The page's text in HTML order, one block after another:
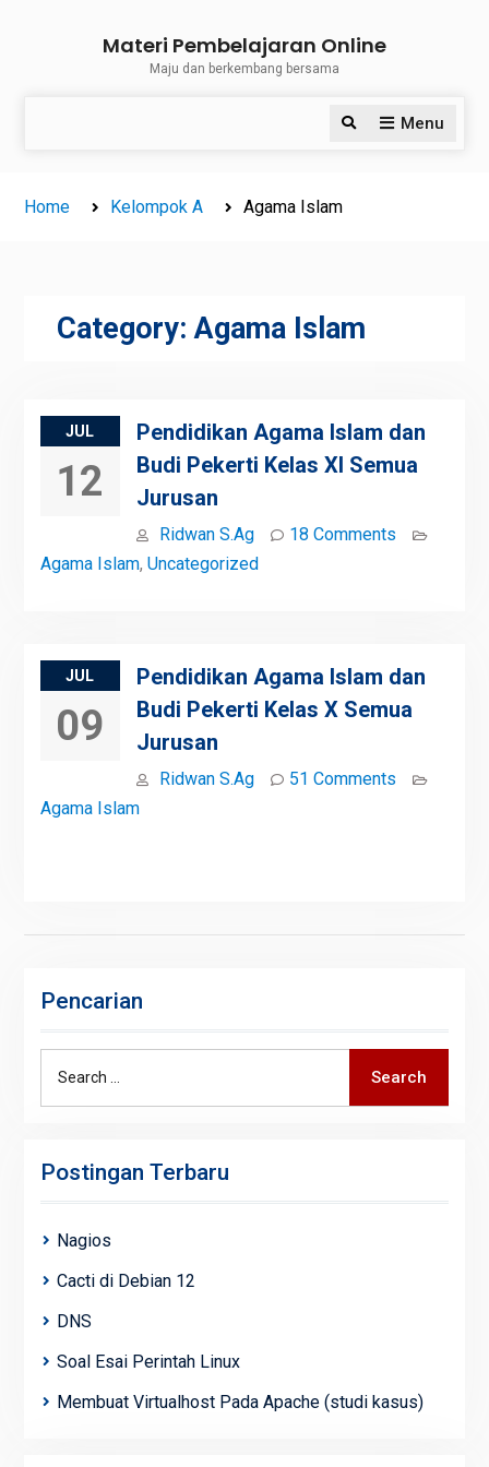
Materi Pembelajaran Online
Maju dan berkembang bersama
Menu
Search
Home Kelompok A Agama Islam
Category:Agama Islam
JUL
12
Pendidikan Agama Islam dan
Budi Pekerti Kelas XI Semua
Jurusan
Ridwan S.Ag
18 Comments
Agama Islam, Uncategorized
JUL
09
Pendidikan Agama Islam dan
Budi Pekerti Kelas X Semua
Jurusan
Ridwan S.Ag
51 Comments
Agama Islam
Pencarian
Search
Postingan Terbaru
Nagios
Cacti di Debian 12
DNS
Soal Esai Perintah Linux
Membuat Virtualhost Pada Apache (studi kasus)